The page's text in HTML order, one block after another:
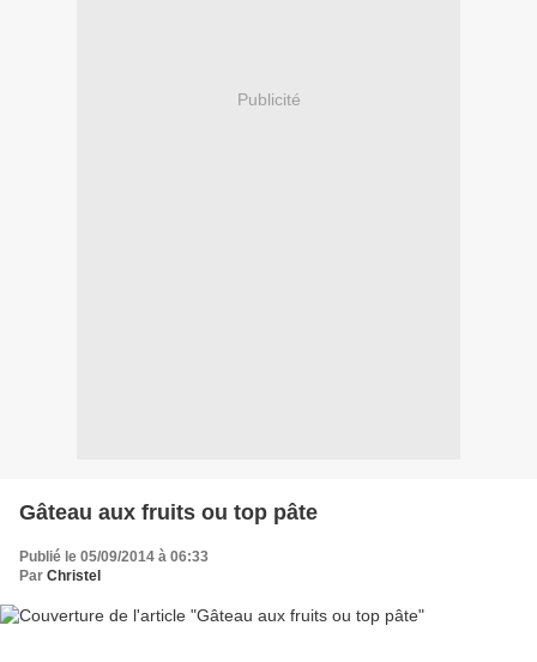
Publicité
Gâteau aux fruits ou top pâte
Publié le 05/09/2014 à 06:33
Par Christel